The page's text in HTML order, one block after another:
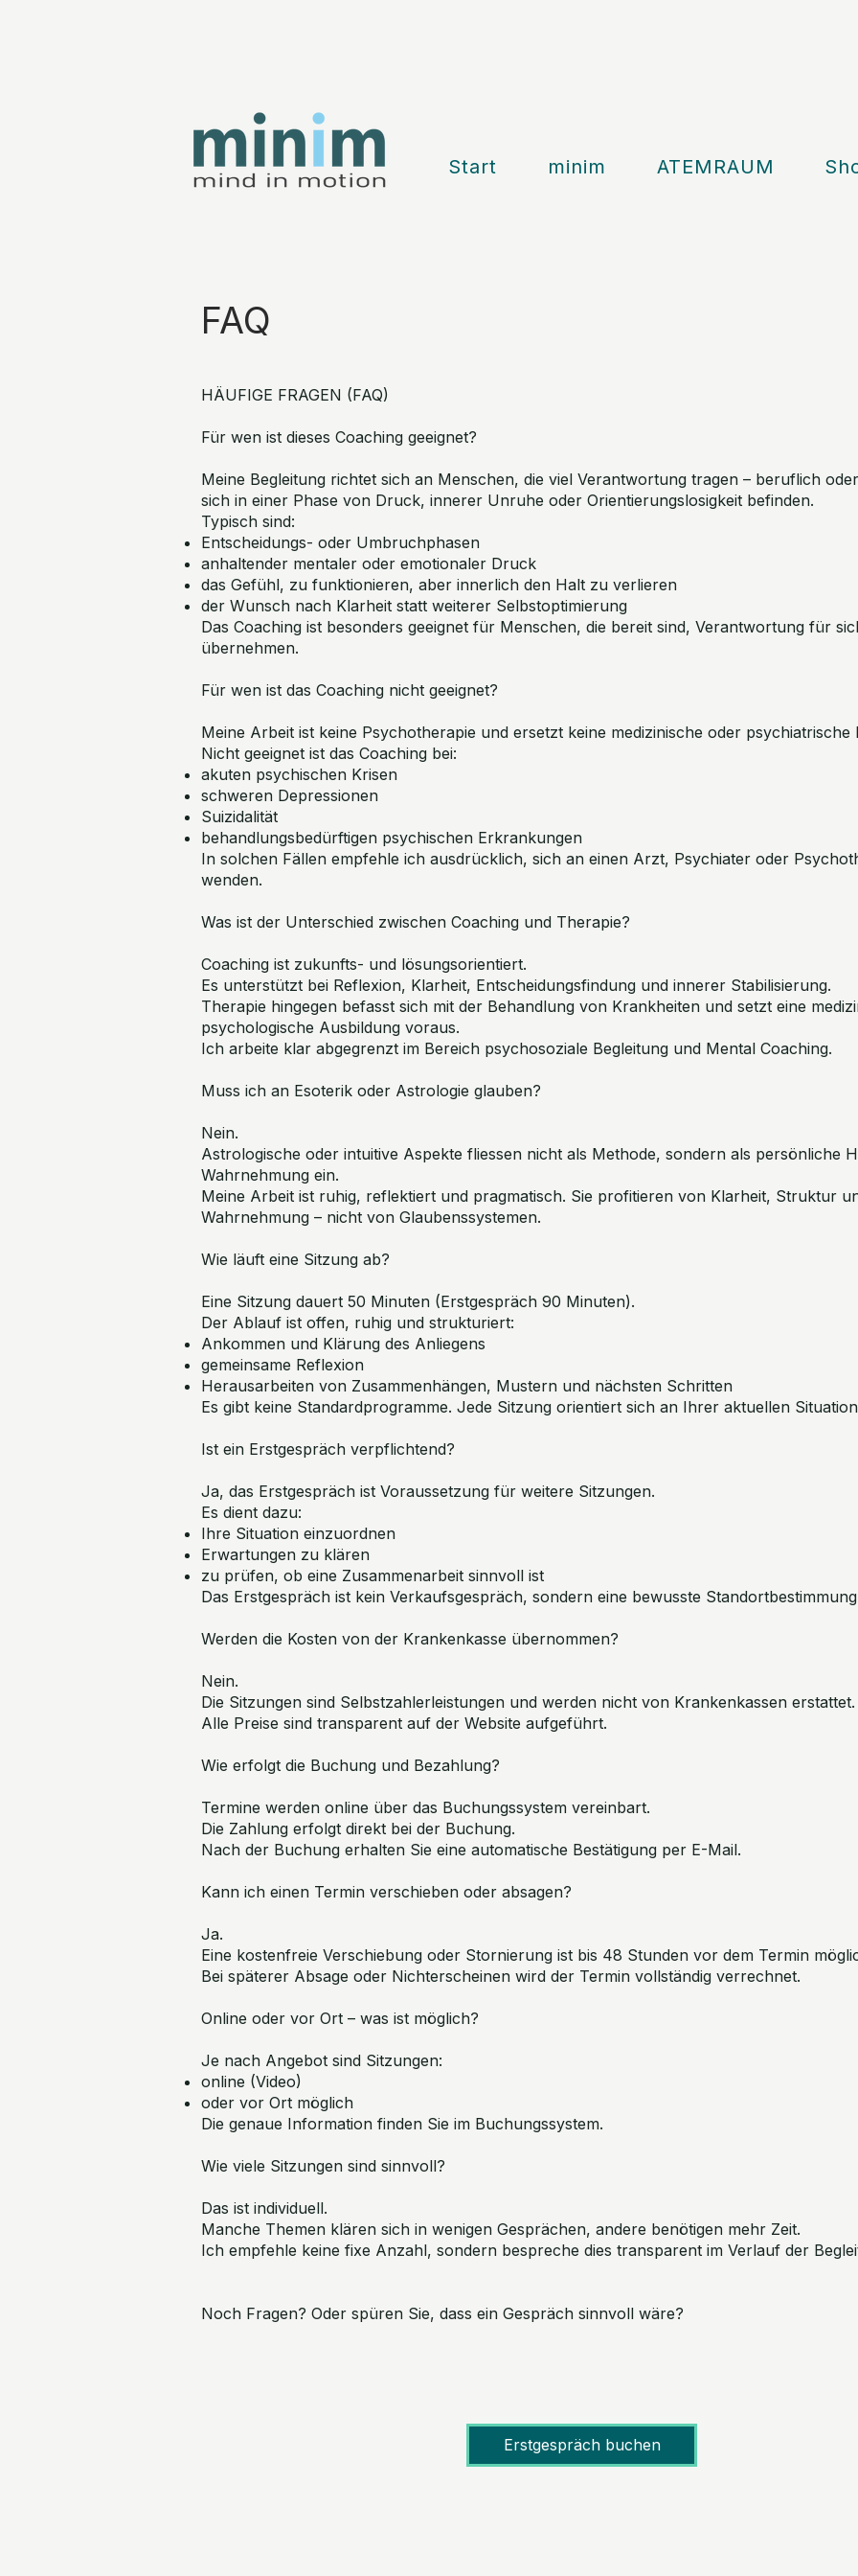
Start minim ATEMRAUM
FAQ
HÄUFIGE FRAGEN (FAQ)
Für wen ist dieses Coaching geeignet?
Meine Begleitung richtet sich an Menschen, die viel Verantwortung tragen – beruflich
sich in einer Phase von Druck, innerer Unruhe oder Orientierungslosigkeit befinden.
Typisch sind:
Entscheidungs- oder Umbruchphasen
anhaltender mentaler oder emotionaler Druck
das Gefühl, zu funktionieren, aber innerlich den Halt zu verlieren
der Wunsch nach Klarheit statt weiterer Selbstoptimierung
Das Coaching ist besonders geeignet für Menschen, die bereit sind, Verantwortung für
übernehmen.
Für wen ist das Coaching nicht geeignet?
Meine Arbeit ist keine Psychotherapie und ersetzt keine medizinische oder psychiatrische
Nicht geeignet ist das Coaching bei:
akuten psychischen Krisen
schweren Depressionen
Suizidalität
behandlungsbedürftigen psychischen Erkrankungen
In solchen Fällen empfehle ich ausdrücklich, sich an einen Arzt, Psychiater oder
wenden.
Was ist der Unterschied zwischen Coaching und Therapie?
Coaching ist zukunfts- und lösungsorientiert.
Es unterstützt bei Reflexion, Klarheit, Entscheidungsfindung und innerer Stabilisierung.
Therapie hingegen befasst sich mit der Behandlung von Krankheiten und setzt eine
psychologische Ausbildung voraus.
Ich arbeite klar abgegrenzt im Bereich psychosoziale Begleitung und Mental Coaching.
Muss ich an Esoterik oder Astrologie glauben?
Nein.
Astrologische oder intuitive Aspekte fliessen nicht als Methode, sondern als persönliche
Wahrnehmung ein.
Meine Arbeit ist ruhig, reflektiert und pragmatisch. Sie profitieren von Klarheit, Struktur
Wahrnehmung – nicht von Glaubenssystemen.
Wie läuft eine Sitzung ab?
Eine Sitzung dauert 50 Minuten (Erstgespräch 90 Minuten).
Der Ablauf ist offen, ruhig und strukturiert:
Ankommen und Klärung des Anliegens
gemeinsame Reflexion
Herausarbeiten von Zusammenhängen, Mustern und nächsten Schritten
Es gibt keine Standardprogramme. Jede Sitzung orientiert sich an Ihrer aktuellen
Ist ein Erstgespräch verpflichtend?
Ja, das Erstgespräch ist Voraussetzung für weitere Sitzungen.
Es dient dazu:
Ihre Situation einzuordnen
Erwartungen zu klären
zu prüfen, ob eine Zusammenarbeit sinnvoll ist
Das Erstgespräch ist kein Verkaufsgespräch, sondern eine bewusste
Werden die Kosten von der Krankenkasse übernommen?
Nein.
Die Sitzungen sind Selbstzahlerleistungen und werden nicht von Krankenkassen erstattet.
Alle Preise sind transparent auf der Website aufgeführt.
Wie erfolgt die Buchung und Bezahlung?
Termine werden online über das Buchungssystem vereinbart.
Die Zahlung erfolgt direkt bei der Buchung.
Nach der Buchung erhalten Sie eine automatische Bestätigung per E-Mail.
Kann ich einen Termin verschieben oder absagen?
Ja.
Eine kostenfreie Verschiebung oder Stornierung ist bis 48 Stunden vor dem Termin
Bei späterer Absage oder Nichterscheinen wird der Termin vollständig verrechnet.
Online oder vor Ort – was ist möglich?
Je nach Angebot sind Sitzungen:
online (Video)
oder vor Ort möglich
Die genaue Information finden Sie im Buchungssystem.
Wie viele Sitzungen sind sinnvoll?
Das ist individuell.
Manche Themen klären sich in wenigen Gesprächen, andere benötigen mehr Zeit.
Ich empfehle keine fixe Anzahl, sondern bespreche dies transparent im Verlauf der
Noch Fragen? Oder spüren Sie, dass ein Gespräch sinnvoll wäre?
Erstgespräch buchen